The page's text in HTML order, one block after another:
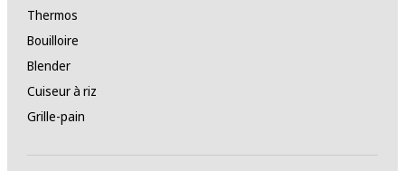
Thermos
Bouilloire
Blender
Cuiseur à riz
Grille-pain